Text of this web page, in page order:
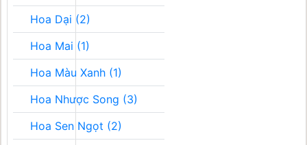
Hoa Dại (2)
Hoa Mai (1)
Hoa Màu Xanh (1)
Hoa Nhược Song (3)
Hoa Sen Ngọt (2)